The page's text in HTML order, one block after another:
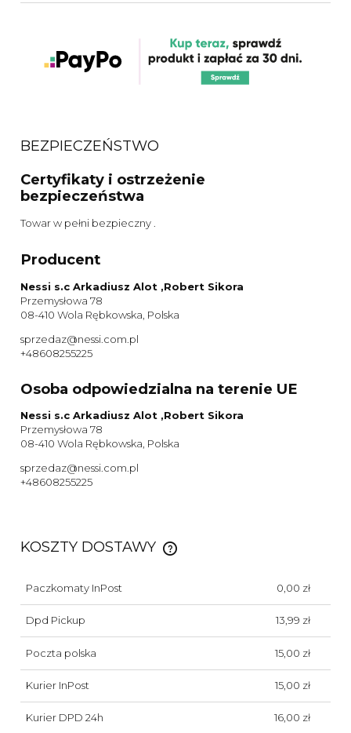
BEZPIECZEŃSTWO
Certyfikaty i ostrzeżenie
bezpieczeństwa
Towar w pełni bezpieczny .
Producent
Nessi s.c Arkadiusz Alot ,Robert Sikora
Przemysłowa 78
08-410 Wola Rębkowska, Polska
sprzedaz@nessi.com.pl
+48608255225
Osoba odpowiedzialna na terenie UE
Nessi s.c Arkadiusz Alot ,Robert Sikora
Przemysłowa 78
08-410 Wola Rębkowska, Polska
sprzedaz@nessi.com.pl
+48608255225
KOSZTY DOSTAWY
CENA NIE ZAWIERA EWENTUALNYCH KOSZTÓW
Paczkomaty InPost
0,00 zł
Dpd Pickup 13,99 zł
Poczta polska 15,00 zł
Kurier InPost 15,00 zł
Kurier DPD 24h 16,00 zł